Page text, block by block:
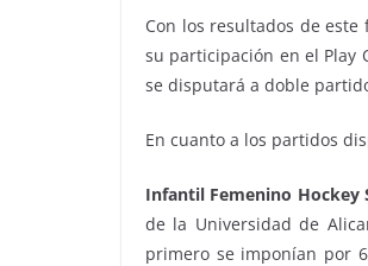
Con los resultados de
su participación en el Play
se disputará a doble
En cuanto a los partidos
Infantil Femenino Hockey
de la Universidad de
primero se imponían por